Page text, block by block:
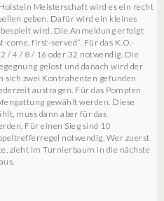
Meisterschaft wird es ein recht
geben. Dafür wird ein kleines
bespielt wird. Die Anmeldung erfolgt
come, first-served“. Für das K.O.-
/ 4 / 8 / 16 oder 32 notwendig. Die
gelost und danach wird der
sich zwei Kontrahenten gefunden
austragen. Für das Pompfen
gewählt werden. Diese
muss dann aber für das
Für einen Sieg sind 10
notwendig. Wer zuerst
zieht im Turnierbaum in die nächste